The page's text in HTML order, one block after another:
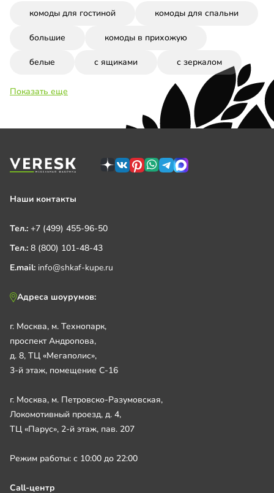
комоды для гостиной комоды для спальни
большие комоды в прихожую
белые с ящиками с зеркалом
Показать еще
Наши контакты
Тел.: +7 (499) 455-96-50
Тел.: 8 (800) 101-48-43
E.mail: info@shkaf-kupe.ru
Адреса шоурумов:
г. Москва, м. Технопарк,
проспект Андропова,
д. 8, ТЦ «Мегаполис»,
3-й этаж, помещение С-16
г. Москва, м. Петровско-Разумовская,
Локомотивный проезд, д. 4,
ТЦ «Парус», 2-й этаж, пав. 207
Режим работы: с 10:00 до 22:00
Call-центр